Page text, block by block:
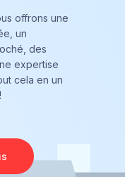
offrons une
un
des
expertise
cela en un